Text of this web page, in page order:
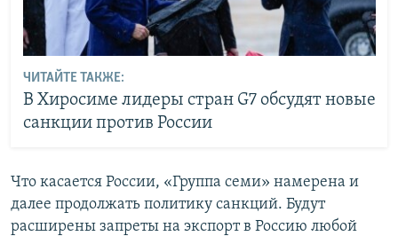
ЧИТАЙТЕ ТАКЖЕ:
В Хиросиме лидеры стран G7 обсудят новые
санкции против России
Что касается России, «Группа семи» намерена и
далее продолжать политику санкций. Будут
расширены запреты на экспорт в Россию любой